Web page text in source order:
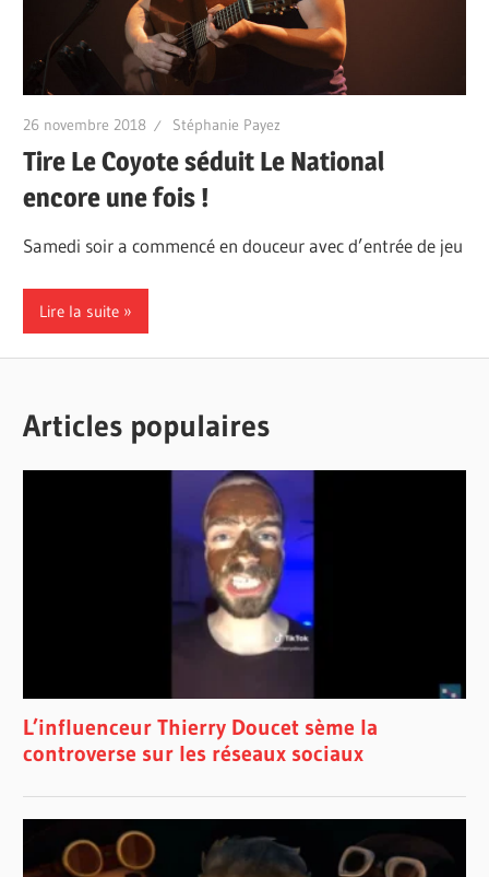
26 novembre 2018 Stéphanie Payez
Tire Le Coyote séduit Le National
encore une fois !
Samedi soir a commencé en douceur avec d’entrée de jeu
Lire la suite
Articles populaires